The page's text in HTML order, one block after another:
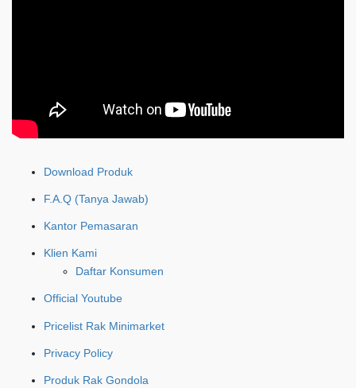
Download Produk
F.A.Q (Tanya Jawab)
Kantor Pemasaran
Klien Kami
Daftar Konsumen
Official Youtube
Pricelist Rak Minimarket
Privacy Policy
Produk Rak Gondola